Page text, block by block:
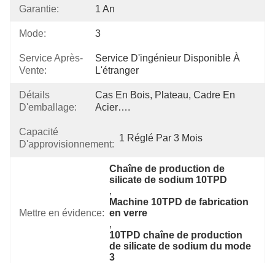
Garantie: 1 An
Mode: 3
Service Après-
Vente:
Service D'ingénieur Disponible À
L'étranger
Détails
D'emballage:
Cas En Bois, Plateau, Cadre En
Acier….
Capacité
D'approvisionnement:
1 Réglé Par 3 Mois
Mettre en évidence:
Chaîne de production de
silicate de sodium 10TPD
,
Machine 10TPD de fabrication
en verre
,
10TPD chaîne de production
de silicate de sodium du mode
3